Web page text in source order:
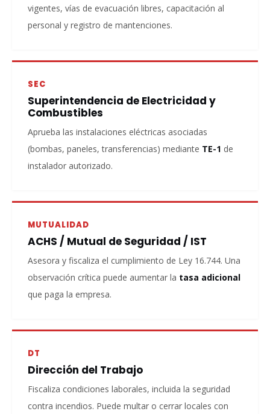
vigentes, vías de evacuación libres, capacitación al
personal y registro de mantenciones.
SEC
Superintendencia de Electricidad y
Combustibles
Aprueba las instalaciones eléctricas asociadas
(bombas, paneles, transferencias) mediante TE-1 de
instalador autorizado.
MUTUALIDAD
ACHS / Mutual de Seguridad / IST
Asesora y fiscaliza el cumplimiento de Ley 16.744. Una
observación crítica puede aumentar la tasa adicional
que paga la empresa.
DT
Dirección del Trabajo
Fiscaliza condiciones laborales, incluida la seguridad
contra incendios. Puede multar o cerrar locales con